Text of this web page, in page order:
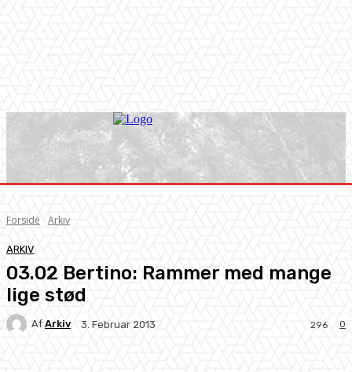
Forside Arkiv
ARKIV
03.02 Bertino: Rammer med mange
lige stød
Af Arkiv 3. Februar 2013 0
296